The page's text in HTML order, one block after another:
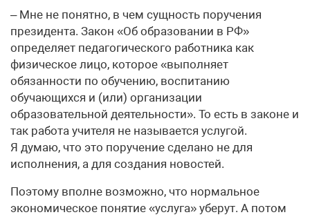
– Мне не понятно, в чем сущность поручения
президента. Закон «Об образовании в РФ»
определяет педагогического работника как
физическое лицо, которое «выполняет
обязанности по обучению, воспитанию
обучающихся и (или) организации
образовательной деятельности». То есть в законе и
так работа учителя не называется услугой.
Я думаю, что это поручение сделано не для
исполнения, а для создания новостей.
Поэтому вполне возможно, что нормальное
экономическое понятие «услуга» уберут. А потом